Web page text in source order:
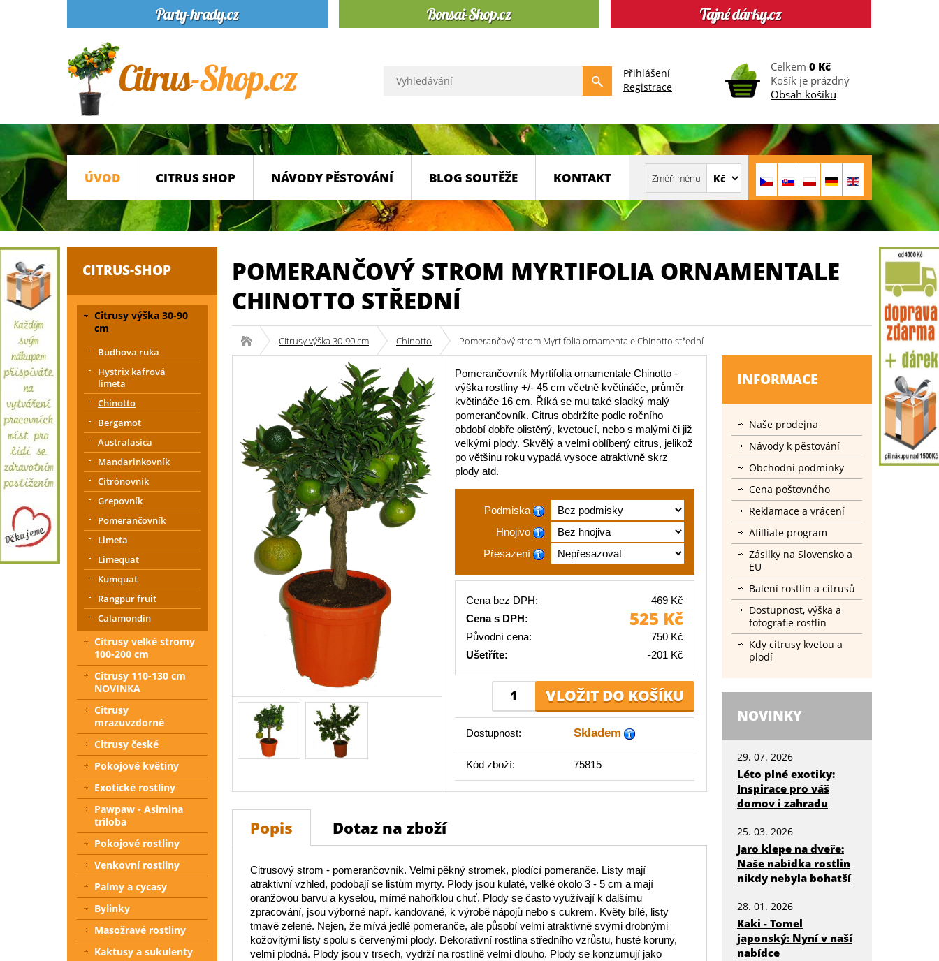
Přihlášení
Registrace
Celkem 0 Kč
Košík je prázdný
Obsah košíku
ÚVOD CITRUS SHOP NÁVODY PĚSTOVÁNÍ BLOG SOUTĚŽE KONTAKT
POMERANČOVÝ STROM MYRTIFOLIA ORNAMENTALE
CHINOTTO STŘEDNÍ
Citrusy výška 30-90 cm Chinotto Pomerančový strom Myrtifolia ornamentale Chinotto střední
Pomerančovník Myrtifolia ornamentale Chinotto -
výška rostliny +/- 45 cm včetně květináče, průměr
květináče 16 cm. Říká se mu také sladký malý
pomerančovník. Citrus obdržíte podle ročního
období dobře olistěný, kvetoucí, nebo s malými či již
velkými plody. Skvělý a velmi oblíbený citrus, jelikož
po většinu roku vypadá vysoce atraktivně skrz
plody atd.
Podmiska
Hnojivo
Přesazení
Cena bez DPH:
469 Kč
Cena s DPH:
525 Kč
Původní cena:
750 Kč
Ušetříte:
-201 Kč
Dostupnost: Skladem
Kód zboží: 75815
Popis Dotaz na zboží
Citrusový strom - pomerančovník. Velmi pěkný stromek, plodící pomeranče. Listy mají
atraktivní vzhled, podobají se listům myrty. Plody jsou kulaté, velké okolo 3 - 5 cm a mají
oranžovou barvu a kyselou, mírně nahořklou chuť. Plody se často využívají k dalšímu
zpracování, jsou výborné např. kandované, k výrobě nápojů nebo s cukrem. Květy bílé, listy
tmavě zelené. Nejen, že mívá jedlé pomeranče, ale působí velmi atraktivně svými drobnými
kožovitými listy spolu s červenými plody. Dekorativní rostlina středního vzrůstu, husté koruny,
velmi plodná. Plody jsou v trsech, vydrží na rostlině velmi dlouho. Plody se konzumují jako
INFORMACE
Naše prodejna
Návody k pěstování
Obchodní podmínky
Cena poštovného
Reklamace a vrácení
Afilliate program
Zásilky na Slovensko a
EU
Balení rostlin a citrusů
Dostupnost, výška a
fotografie rostlin
Kdy citrusy kvetou a
plodí
NOVINKY
29. 07. 2026
Léto plné exotiky:
Inspirace pro váš
domov i zahradu
25. 03. 2026
Jaro klepe na dveře:
Naše nabídka rostlin
nikdy nebyla bohatší
28. 01. 2026
Kaki - Tomel
japonský: Nyní v naší
nabídce
CITRUS-SHOP
Citrusy výška 30-90
cm
Budhova ruka
Hystrix kafrová
limeta
Chinotto
Bergamot
Australasica
Mandarinkovník
Citrónovník
Grepovník
Pomerančovník
Limeta
Limequat
Kumquat
Rangpur fruit
Calamondin
Citrusy velké stromy
100-200 cm
Citrusy 110-130 cm
NOVINKA
Citrusy
mrazuvzdorné
Citrusy české
Pokojové květiny
Exotické rostliny
Pawpaw - Asimina
triloba
Pokojové rostliny
Venkovní rostliny
Palmy a cycasy
Bylinky
Masožravé rostliny
Kaktusy a sukulenty